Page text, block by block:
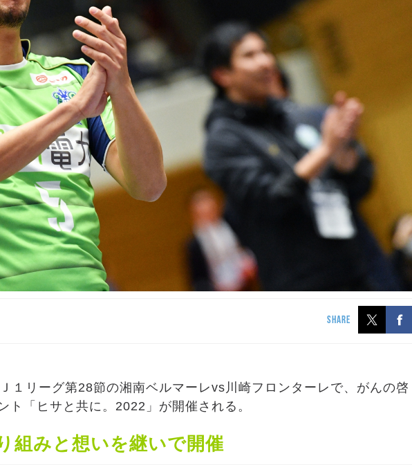
SHARE
１リーグ第28節の湘南ベルマーレvs川崎フロンターレで、がんの啓
ト「ヒサと共に。2022」が開催される。
組みと想いを継いで開催